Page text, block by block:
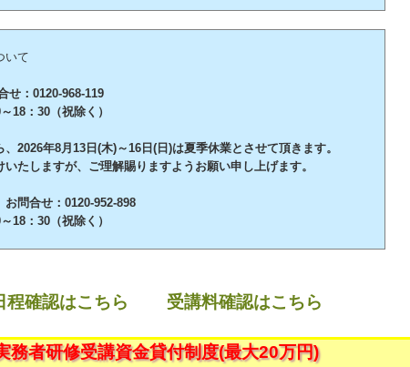
いて
せ：0120-968-119
18：30（祝除く）
2026年8月13日(木)～16日(日)は夏季休業とさせて頂きます。
たしますが、ご理解賜りますようお願い申し上げます。
問合せ：0120-952-898
18：30（祝除く）
程確認はこちら 受講料確認はこちら
務者研修受講資金貸付制度(最大20万円)